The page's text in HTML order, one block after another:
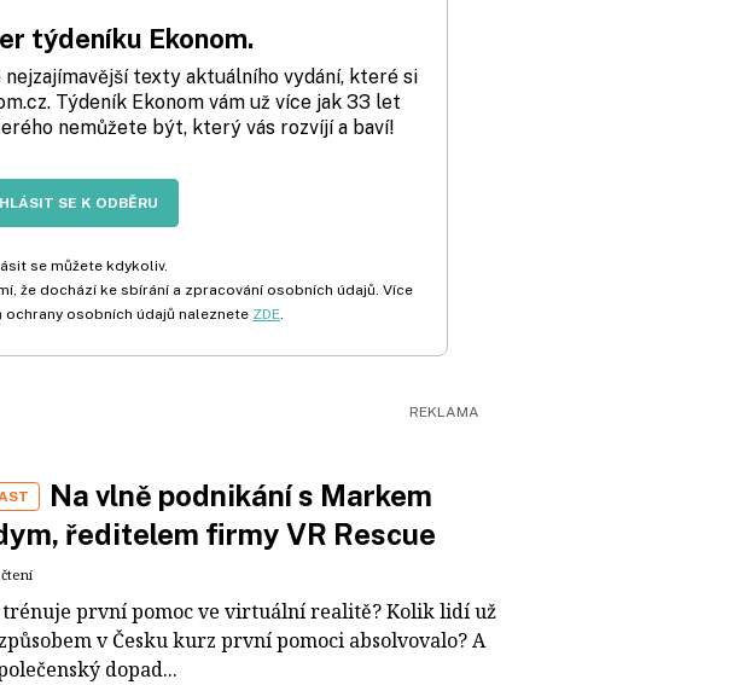
týdeníku Ekonom.
texty aktuálního vydání, které si
Týdeník Ekonom vám už více jak 33 let
nemůžete být, který vás rozvíjí a baví!
SE K ODBĚRU
se můžete kdykoliv.
že dochází ke sbírání a zpracování osobních údajů. Více
osobních údajů naleznete ZDE
Na vlně podnikání s Markem
ředitelem firmy VR Rescue
trénuje první pomoc ve virtuální realitě? Kolik lidí už
v Česku kurz první pomoci absolvovalo? A
dopad...